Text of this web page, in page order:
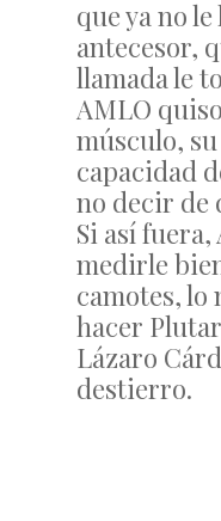
que ya no le
antecesor,
llamada le
AMLO
músculo,
capacidad
no decir de
Si así
medirle
camotes, lo
hacer
Lázaro
destierro.